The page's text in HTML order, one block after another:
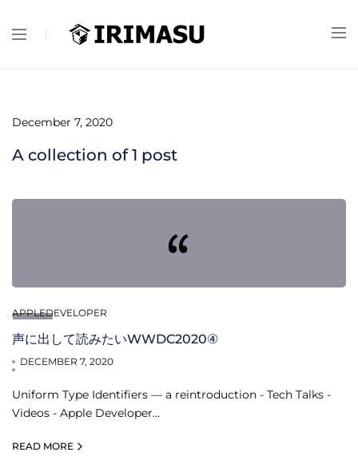
December 7, 2020
A collection of1 post
APPLEDEVELOPER
声に出して読みたいWWDC2020④
DECEMBER 7, 2020
Uniform Type Identifiers — a reintroduction - Tech Talks -
Videos - Apple Developer…
READ MORE